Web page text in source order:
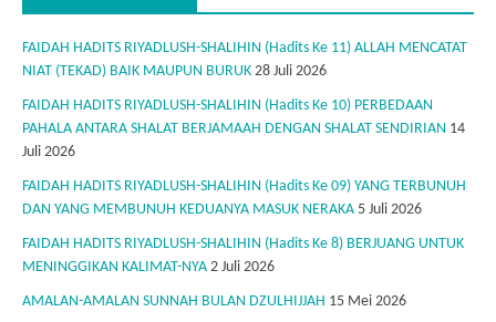
FAIDAH HADITS RIYADLUSH-SHALIHIN (Hadits Ke 11) ALLAH MENCATAT
NIAT (TEKAD) BAIK MAUPUN BURUK 28 Juli 2026
FAIDAH HADITS RIYADLUSH-SHALIHIN (Hadits Ke 10) PERBEDAAN
PAHALA ANTARA SHALAT BERJAMAAH DENGAN SHALAT SENDIRIAN 14
Juli 2026
FAIDAH HADITS RIYADLUSH-SHALIHIN (Hadits Ke 09) YANG TERBUNUH
DAN YANG MEMBUNUH KEDUANYA MASUK NERAKA 5 Juli 2026
FAIDAH HADITS RIYADLUSH-SHALIHIN (Hadits Ke 8) BERJUANG UNTUK
MENINGGIKAN KALIMAT-NYA 2 Juli 2026
AMALAN-AMALAN SUNNAH BULAN DZULHIJJAH 15 Mei 2026